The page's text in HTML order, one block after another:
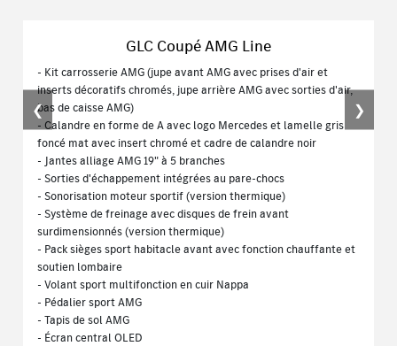
❮
GLC Coupé AMG Line
- Kit carrosserie AMG (jupe avant AMG avec prises d'air et
inserts décoratifs chromés, jupe arrière AMG avec sorties d'air,
bas de caisse AMG)
- Calandre en forme de A avec logo Mercedes et lamelle gris
foncé mat avec insert chromé et cadre de calandre noir
- Jantes alliage AMG 19" à 5 branches
- Sorties d'échappement intégrées au pare-chocs
- Sonorisation moteur sportif (version thermique)
- Système de freinage avec disques de frein avant
surdimensionnés (version thermique)
- Pack sièges sport habitacle avant avec fonction chauffante et
soutien lombaire
- Volant sport multifonction en cuir Nappa
- Pédalier sport AMG
- Tapis de sol AMG
- Écran central OLED
❯